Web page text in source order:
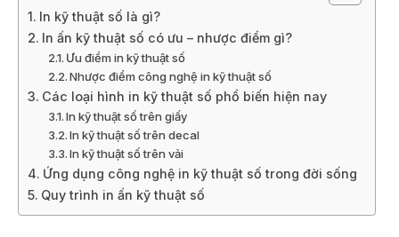
In kỹ thuật số là gì?
In ấn kỹ thuật số có ưu – nhược điểm gì?
Ưu điểm in kỹ thuật số
Nhược điểm công nghệ in kỹ thuật số
Các loại hình in kỹ thuật số phổ biến hiện nay
In kỹ thuật số trên giấy
In kỹ thuật số trên decal
In kỹ thuật số trên vải
Ứng dụng công nghệ in kỹ thuật số trong đời sống
Quy trình in ấn kỹ thuật số